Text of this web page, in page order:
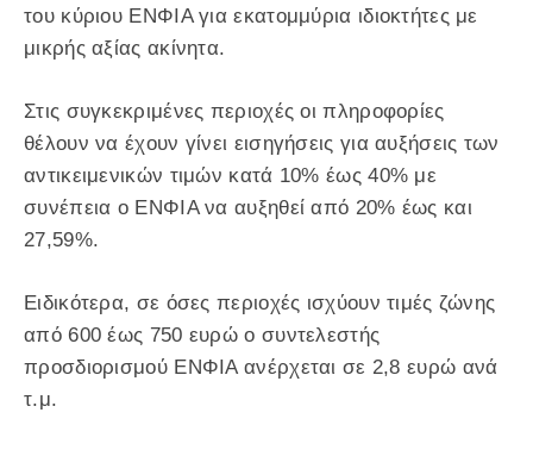
του κύριου ΕΝΦΙΑ για εκατομμύρια ιδιοκτήτες με
μικρής αξίας ακίνητα.
Στις συγκεκριμένες περιοχές οι πληροφορίες
θέλουν να έχουν γίνει εισηγήσεις για αυξήσεις των
αντικειμενικών τιμών κατά 10% έως 40% με
συνέπεια ο ΕΝΦΙΑ να αυξηθεί από 20% έως και
27,59%.
Ειδικότερα, σε όσες περιοχές ισχύουν τιμές ζώνης
από 600 έως 750 ευρώ ο συντελεστής
προσδιορισμού ΕΝΦΙΑ ανέρχεται σε 2,8 ευρώ ανά
τ.μ.